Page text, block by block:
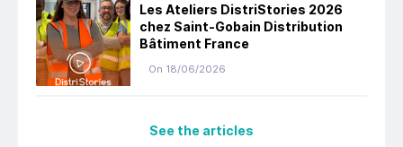
Les Ateliers DistriStories 2026
chez Saint-Gobain Distribution
Bâtiment France
On 18/06/2026
See the articles